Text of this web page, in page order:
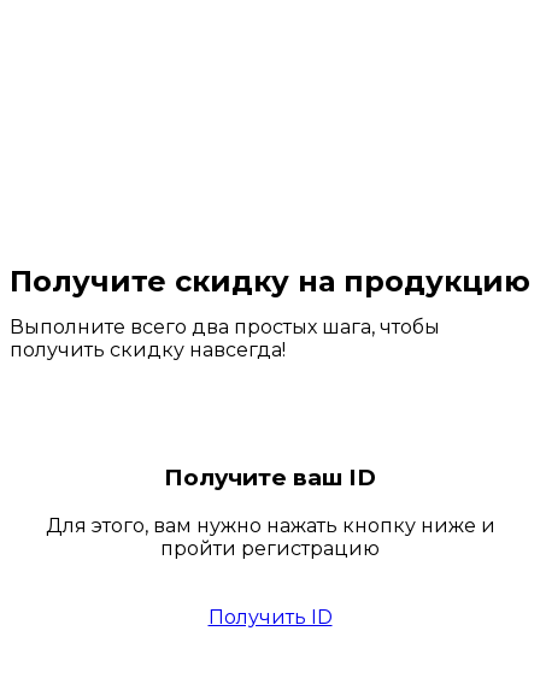
Получите скидку на продукцию
Выполните всего два простых шага, чтобы
получить скидку навсегда!
Получите ваш ID
Для этого, вам нужно нажать кнопку ниже и
пройти регистрацию
Получить ID